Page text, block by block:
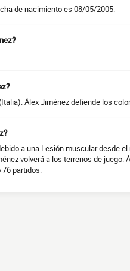
de nacimiento es 08/05/2005.
Álex Jiménez defiende los
a una Lesión muscular desde
volverá a los terrenos de juego.
76 partidos.